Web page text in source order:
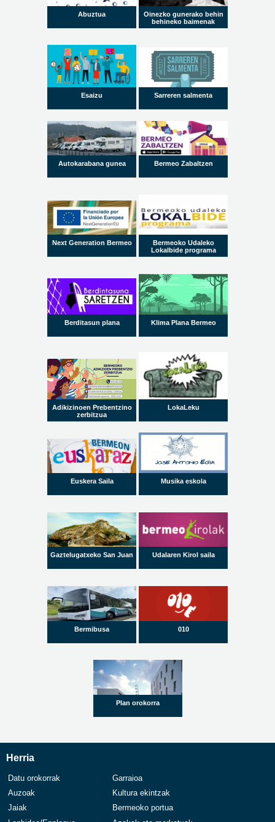
Abuztua
Oinezko gunerako behin
behineko baimenak
Esaizu Sarreren salmenta
Autokarabana gunea Bermeo Zabaltzen
Next Generation Bermeo
Bermeoko Udaleko
Lokalbide programa
Berditasun plana Klima Plana Bermeo
Adikizinoen Prebentzino
zerbitzua
LokaLeku
Euskera Saila Musika eskola
Gaztelugatxeko San Juan Udalaren Kirol saila
Bermibusa 010
Plan orokorra
Herria
Datu orokorrak
Garraioa
Auzoak
Kultura ekintzak
Jaiak
Bermeoko portua